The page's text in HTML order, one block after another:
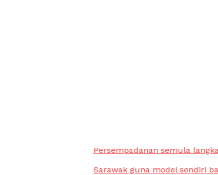
Persempadanan semula
Sarawak guna model sendiri